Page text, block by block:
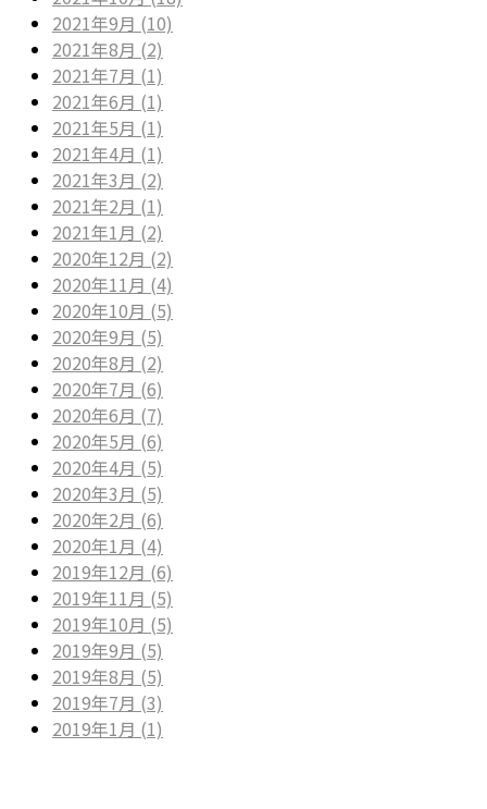
2021年9月 (10)
2021年8月 (2)
2021年7月 (1)
2021年6月 (1)
2021年5月 (1)
2021年4月 (1)
2021年3月 (2)
2021年2月 (1)
2021年1月 (2)
2020年12月 (2)
2020年11月 (4)
2020年10月 (5)
2020年9月 (5)
2020年8月 (2)
2020年7月 (6)
2020年6月 (7)
2020年5月 (6)
2020年4月 (5)
2020年3月 (5)
2020年2月 (6)
2020年1月 (4)
2019年12月 (6)
2019年11月 (5)
2019年10月 (5)
2019年9月 (5)
2019年8月 (5)
2019年7月 (3)
2019年1月 (1)